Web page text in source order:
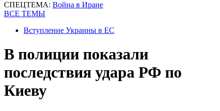
СПЕЦТЕМА: Война в Иране
ВСЕ ТЕМЫ
Вступление Украины в ЕС
В полиции показали
последствия удара РФ по
Киеву